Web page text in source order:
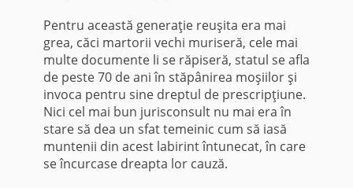
Pentru această generaţie reuşita era mai
grea, căci martorii vechi muriseră, cele mai
multe documente li se răpiseră, statul se afla
de peste 70 de ani în stăpânirea moşiilor şi
invoca pentru sine dreptul de prescripţiune.
Nici cel mai bun jurisconsult nu mai era în
stare să dea un sfat temeinic cum să iasă
muntenii din acest labirint întunecat, în care
se încurcase dreapta lor cauză.